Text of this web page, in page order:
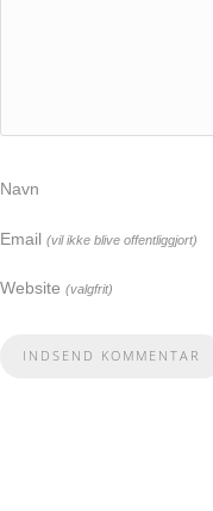
Navn
Email (vil ikke blive offentliggjort)
Website (valgfrit)